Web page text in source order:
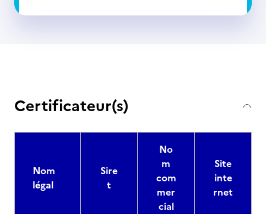
Certificateur(s)
Nom
légal
Sire
t
No
m
com
mer
cial
Site
inte
rnet